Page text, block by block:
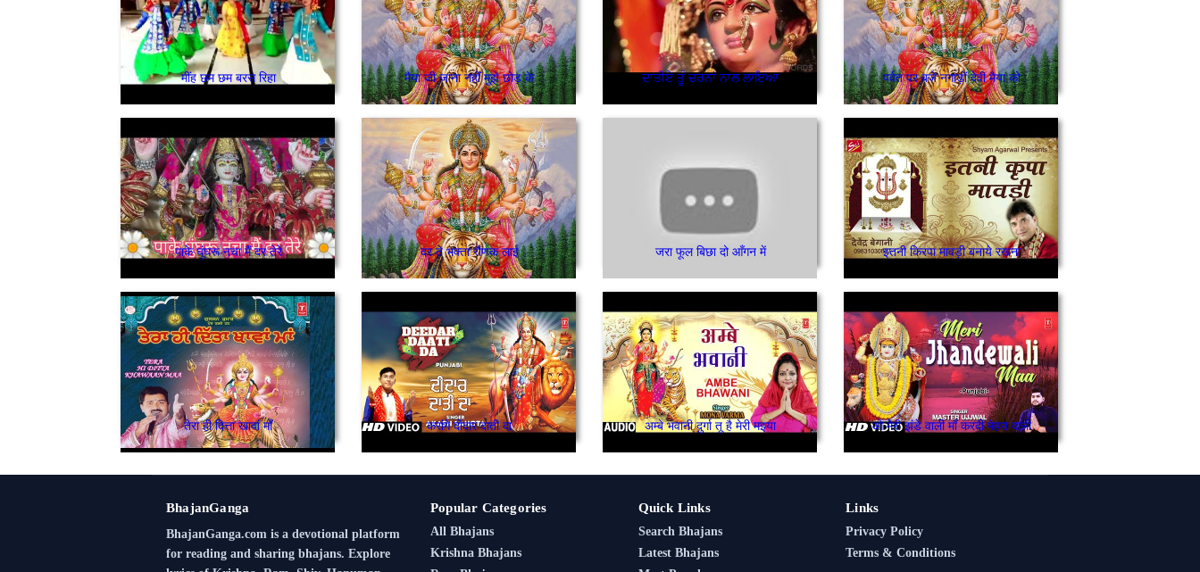
मींह छम छम बरस रिहा मैया जी जाना नहीं मुझे छोड़ के ਦਾਤੀਏ ਤੂੰ ਚਰਨਾਂ ਨਾਲ ਲਾਇਆ पर्वत पर बजे नगाड़ों देवी मैया को
पाके घूंघरू नचा मैं दर तेरे दर ते भक्ता रौणक लाई जरा फूल बिछा दो आँगन में इतनी किरपा मावड़ी बनाये रखना
तेरा ही दित्ता खावां माँ करांगे दीदार दाती दा अम्बे भवानी दुर्गा तू है मेरी मइया ओ मेरी झंडे वाली माँ करदी मेहरा वाली
BhajanGanga
BhajanGanga.com is a devotional platform
for reading and sharing bhajans. Explore
Popular Categories
All Bhajans
Krishna Bhajans
Quick Links
Search Bhajans
Latest Bhajans
Links
Privacy Policy
Terms & Conditions